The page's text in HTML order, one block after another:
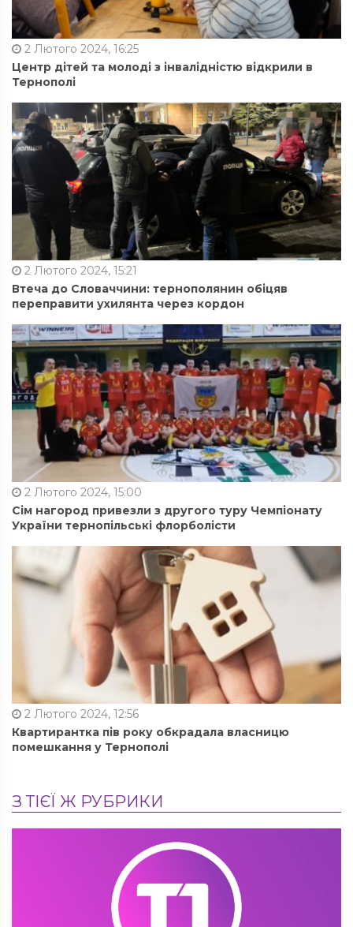
2 Лютого 2024, 16:25
Центр дітей та молоді з інвалідністю відкрили в
Тернополі
2 Лютого 2024, 15:21
Втеча до Словаччини: тернополянин обіцяв
переправити ухилянта через кордон
2 Лютого 2024, 15:00
Сім нагород привезли з другого туру Чемпіонату
України тернопільські флорболісти
2 Лютого 2024, 12:56
Квартирантка пів року обкрадала власницю
помешкання у Тернополі
З ТІЄЇ Ж РУБРИКИ